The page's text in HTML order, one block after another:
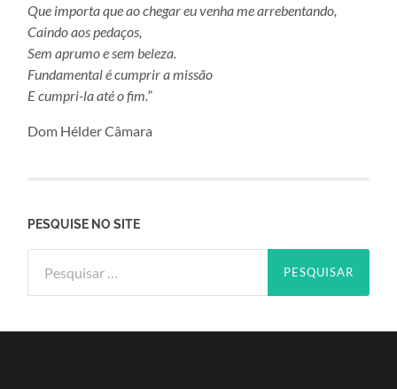
Que importa que ao chegar eu venha me arrebentando,
Caindo aos pedaços,
Sem aprumo e sem beleza.
Fundamental é cumprir a missão
E cumpri-la até o fim.”
Dom Hélder Câmara
PESQUISE NO SITE
por: